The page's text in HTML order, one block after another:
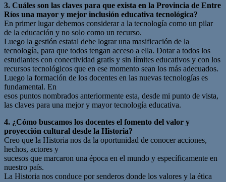
3. Cuáles son las claves para que exista en la Provincia de Entre
Ríos una mayor y mejor inclusión educativa tecnológica?
En primer lugar debemos considerar a la tecnología como un pilar
de la educación y no solo como un recurso.
Luego la gestión estatal debe lograr una masificación de la
tecnología, para que todos tengan acceso a ella. Dotar a todos los
estudiantes con conectividad gratis y sin límites educativos y con los
recursos tecnológicos que en ese momento sean los más adecuados.
Luego la formación de los docentes en las nuevas tecnologías es
fundamental. En
esos puntos nombrados anteriormente esta, desde mi punto de vista,
las claves para una mejor y mayor tecnología educativa.
4. ¿Cómo buscamos los docentes el fomento del valor y
proyección cultural desde la Historia?
Creo que la Historia nos da la oportunidad de conocer acciones,
hechos, actores y
sucesos que marcaron una época en el mundo y específicamente en
nuestro país.
La Historia nos conduce por senderos donde los valores y la ética